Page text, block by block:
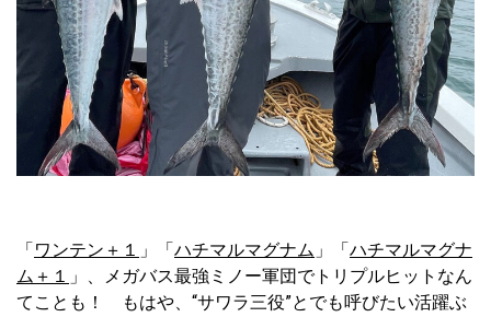
「ワンテン＋１ 」「ハチマルマグナム 」「ハチマルマグナ
ム＋１ 」、メガバス最強ミノー軍団でトリプルヒットなん
てことも！ もはや、“サワラ三役”とでも呼びたい活躍ぶ